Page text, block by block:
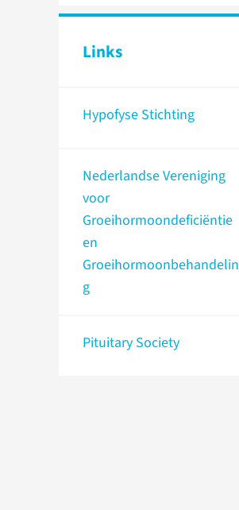
Links
Hypofyse Stichting
Nederlandse Vereniging
voor
Groeihormoondeficiëntie
en
Groeihormoonbehandelin
g
Pituitary Society